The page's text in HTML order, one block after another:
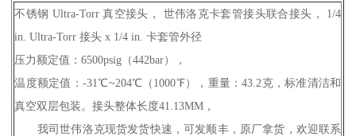
不锈钢 Ultra-Torr 真空接头， 世伟洛克卡套管接头联合接头， 1/4
in. Ultra-Torr 接头 x 1/4 in. 卡套管外径
压力额定值：6500psig（442bar），
温度额定值：-31℃~204℃（1000℉），重量：43.2克，标准清洁和
真空双层包装。接头整体长度41.13MM，
我司世伟洛克现货发货快速，可发顺丰，原厂拿货，欢迎联系